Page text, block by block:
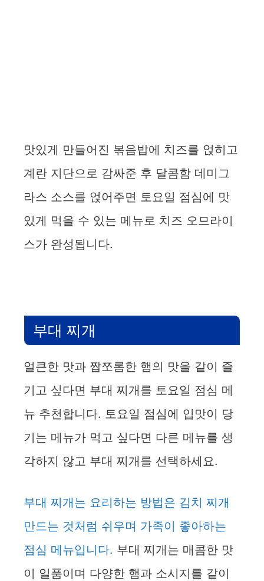
맛있게 만들어진 볶음밥에 치즈를 얹히고
계란 지단으로 감싸준 후 달콤함 데미그
라스 소스를 얹어주면 토요일 점심에 맛
있게 먹을 수 있는 메뉴로 치즈 오므라이
스가 완성됩니다.
부대 찌개
얼큰한 맛과 짭쪼롬한 햄의 맛을 같이 즐
기고 싶다면 부대 찌개를 토요일 점심 메
뉴 추천합니다. 토요일 점심에 입맛이 당
기는 메뉴가 먹고 싶다면 다른 메뉴를 생
각하지 않고 부대 찌개를 선택하세요.
부대 찌개는 요리하는 방법은 김치 찌개
만드는 것처럼 쉬우며 가족이 좋아하는
점심 메뉴입니다. 부대 찌개는 매콤한 맛
이 일품이며 다양한 햄과 소시지를 같이